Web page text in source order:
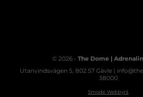
© 2026 - The Dome |
Utanvindsvägen 5, 802 57 Gävle |
38000
Smode Webbyrå